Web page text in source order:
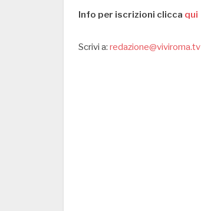
Info per iscrizioni clicca qui
Scrivi a: redazione@viviroma.tv